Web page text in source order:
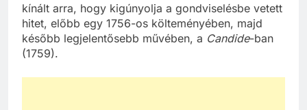
kínált arra, hogy kigúnyolja a gondviselésbe vetett
hitet, előbb egy 1756-os költeményében, majd
később legjelentősebb művében, a Candide-ban
(1759).